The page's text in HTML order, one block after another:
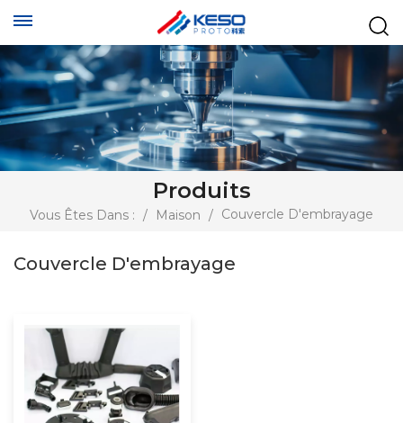
Produits
Vous Êtes Dans : / Maison / Couvercle D'embrayage
Couvercle D'embrayage